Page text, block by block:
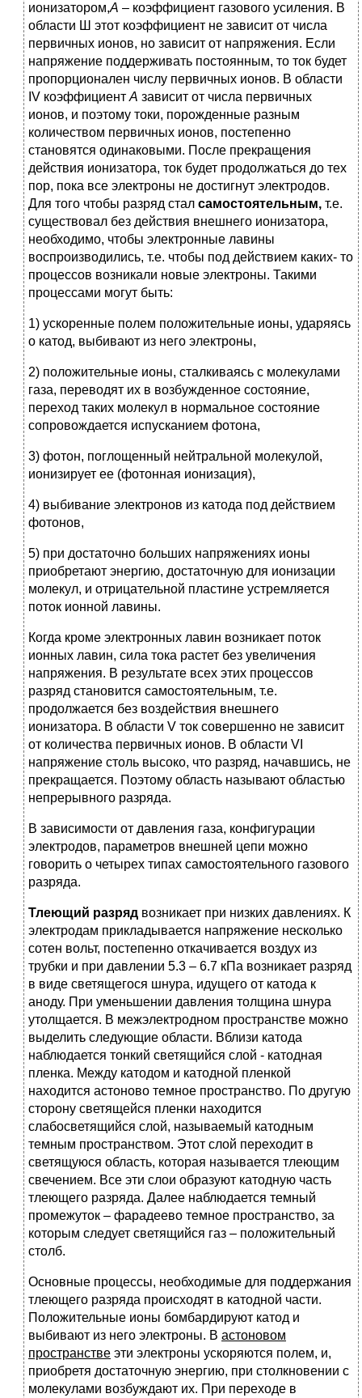
ионизатором,А – коэффициент газового усиления. В
области Ш этот коэффициент не зависит от числа
первичных ионов, но зависит от напряжения. Если
напряжение поддерживать постоянным, то ток будет
пропорционален числу первичных ионов. В области
IV коэффициентА зависит от числа первичных
ионов, и поэтому токи, порожденные разным
количеством первичных ионов, постепенно
становятся одинаковыми. После прекращения
действия ионизатора, ток будет продолжаться до тех
пор, пока все электроны не достигнут электродов.
Для того чтобы разряд стал самостоятельным, т.е.
существовал без действия внешнего ионизатора,
необходимо, чтобы электронные лавины
воспроизводились, т.е. чтобы под действием каких- то
процессов возникали новые электроны. Такими
процессами могут быть:
1) ускоренные полем положительные ионы, ударяясь
о катод, выбивают из него электроны,
2) положительные ионы, сталкиваясь с молекулами
газа, переводят их в возбужденное состояние,
переход таких молекул в нормальное состояние
сопровождается испусканием фотона,
3) фотон, поглощенный нейтральной молекулой,
ионизирует ее (фотонная ионизация),
4) выбивание электронов из катода под действием
фотонов,
5) при достаточно больших напряжениях ионы
приобретают энергию, достаточную для ионизации
молекул, и отрицательной пластине устремляется
поток ионной лавины.
Когда кроме электронных лавин возникает поток
ионных лавин, сила тока растет без увеличения
напряжения. В результате всех этих процессов
разряд становится самостоятельным, т.е.
продолжается без воздействия внешнего
ионизатора. В области V ток совершенно не зависит
от количества первичных ионов. В области VI
напряжение столь высоко, что разряд, начавшись, не
прекращается. Поэтому область называют областью
непрерывного разряда.
В зависимости от давления газа, конфигурации
электродов, параметров внешней цепи можно
говорить о четырех типах самостоятельного газового
разряда.
Тлеющий разряд возникает при низких давлениях. К
электродам прикладывается напряжение несколько
сотен вольт, постепенно откачивается воздух из
трубки и при давлении 5.3 – 6.7 кПа возникает разряд
в виде светящегося шнура, идущего от катода к
аноду. При уменьшении давления толщина шнура
утолщается. В межэлектродном пространстве можно
выделить следующие области. Вблизи катода
наблюдается тонкий светящийся слой - катодная
пленка. Между катодом и катодной пленкой
находится астоново темное пространство. По другую
сторону светящейся пленки находится
слабосветящийся слой, называемый катодным
темным пространством. Этот слой переходит в
светящуюся область, которая называется тлеющим
свечением. Все эти слои образуют катодную часть
тлеющего разряда. Далее наблюдается темный
промежуток – фарадеево темное пространство, за
которым следует светящийся газ – положительный
столб.
Основные процессы, необходимые для поддержания
тлеющего разряда происходят в катодной части.
Положительные ионы бомбардируют катод и
выбивают из него электроны. В астоновом
пространстве эти электроны ускоряются полем, и,
приобретя достаточную энергию, при столкновении с
молекулами возбуждают их. При переходе в